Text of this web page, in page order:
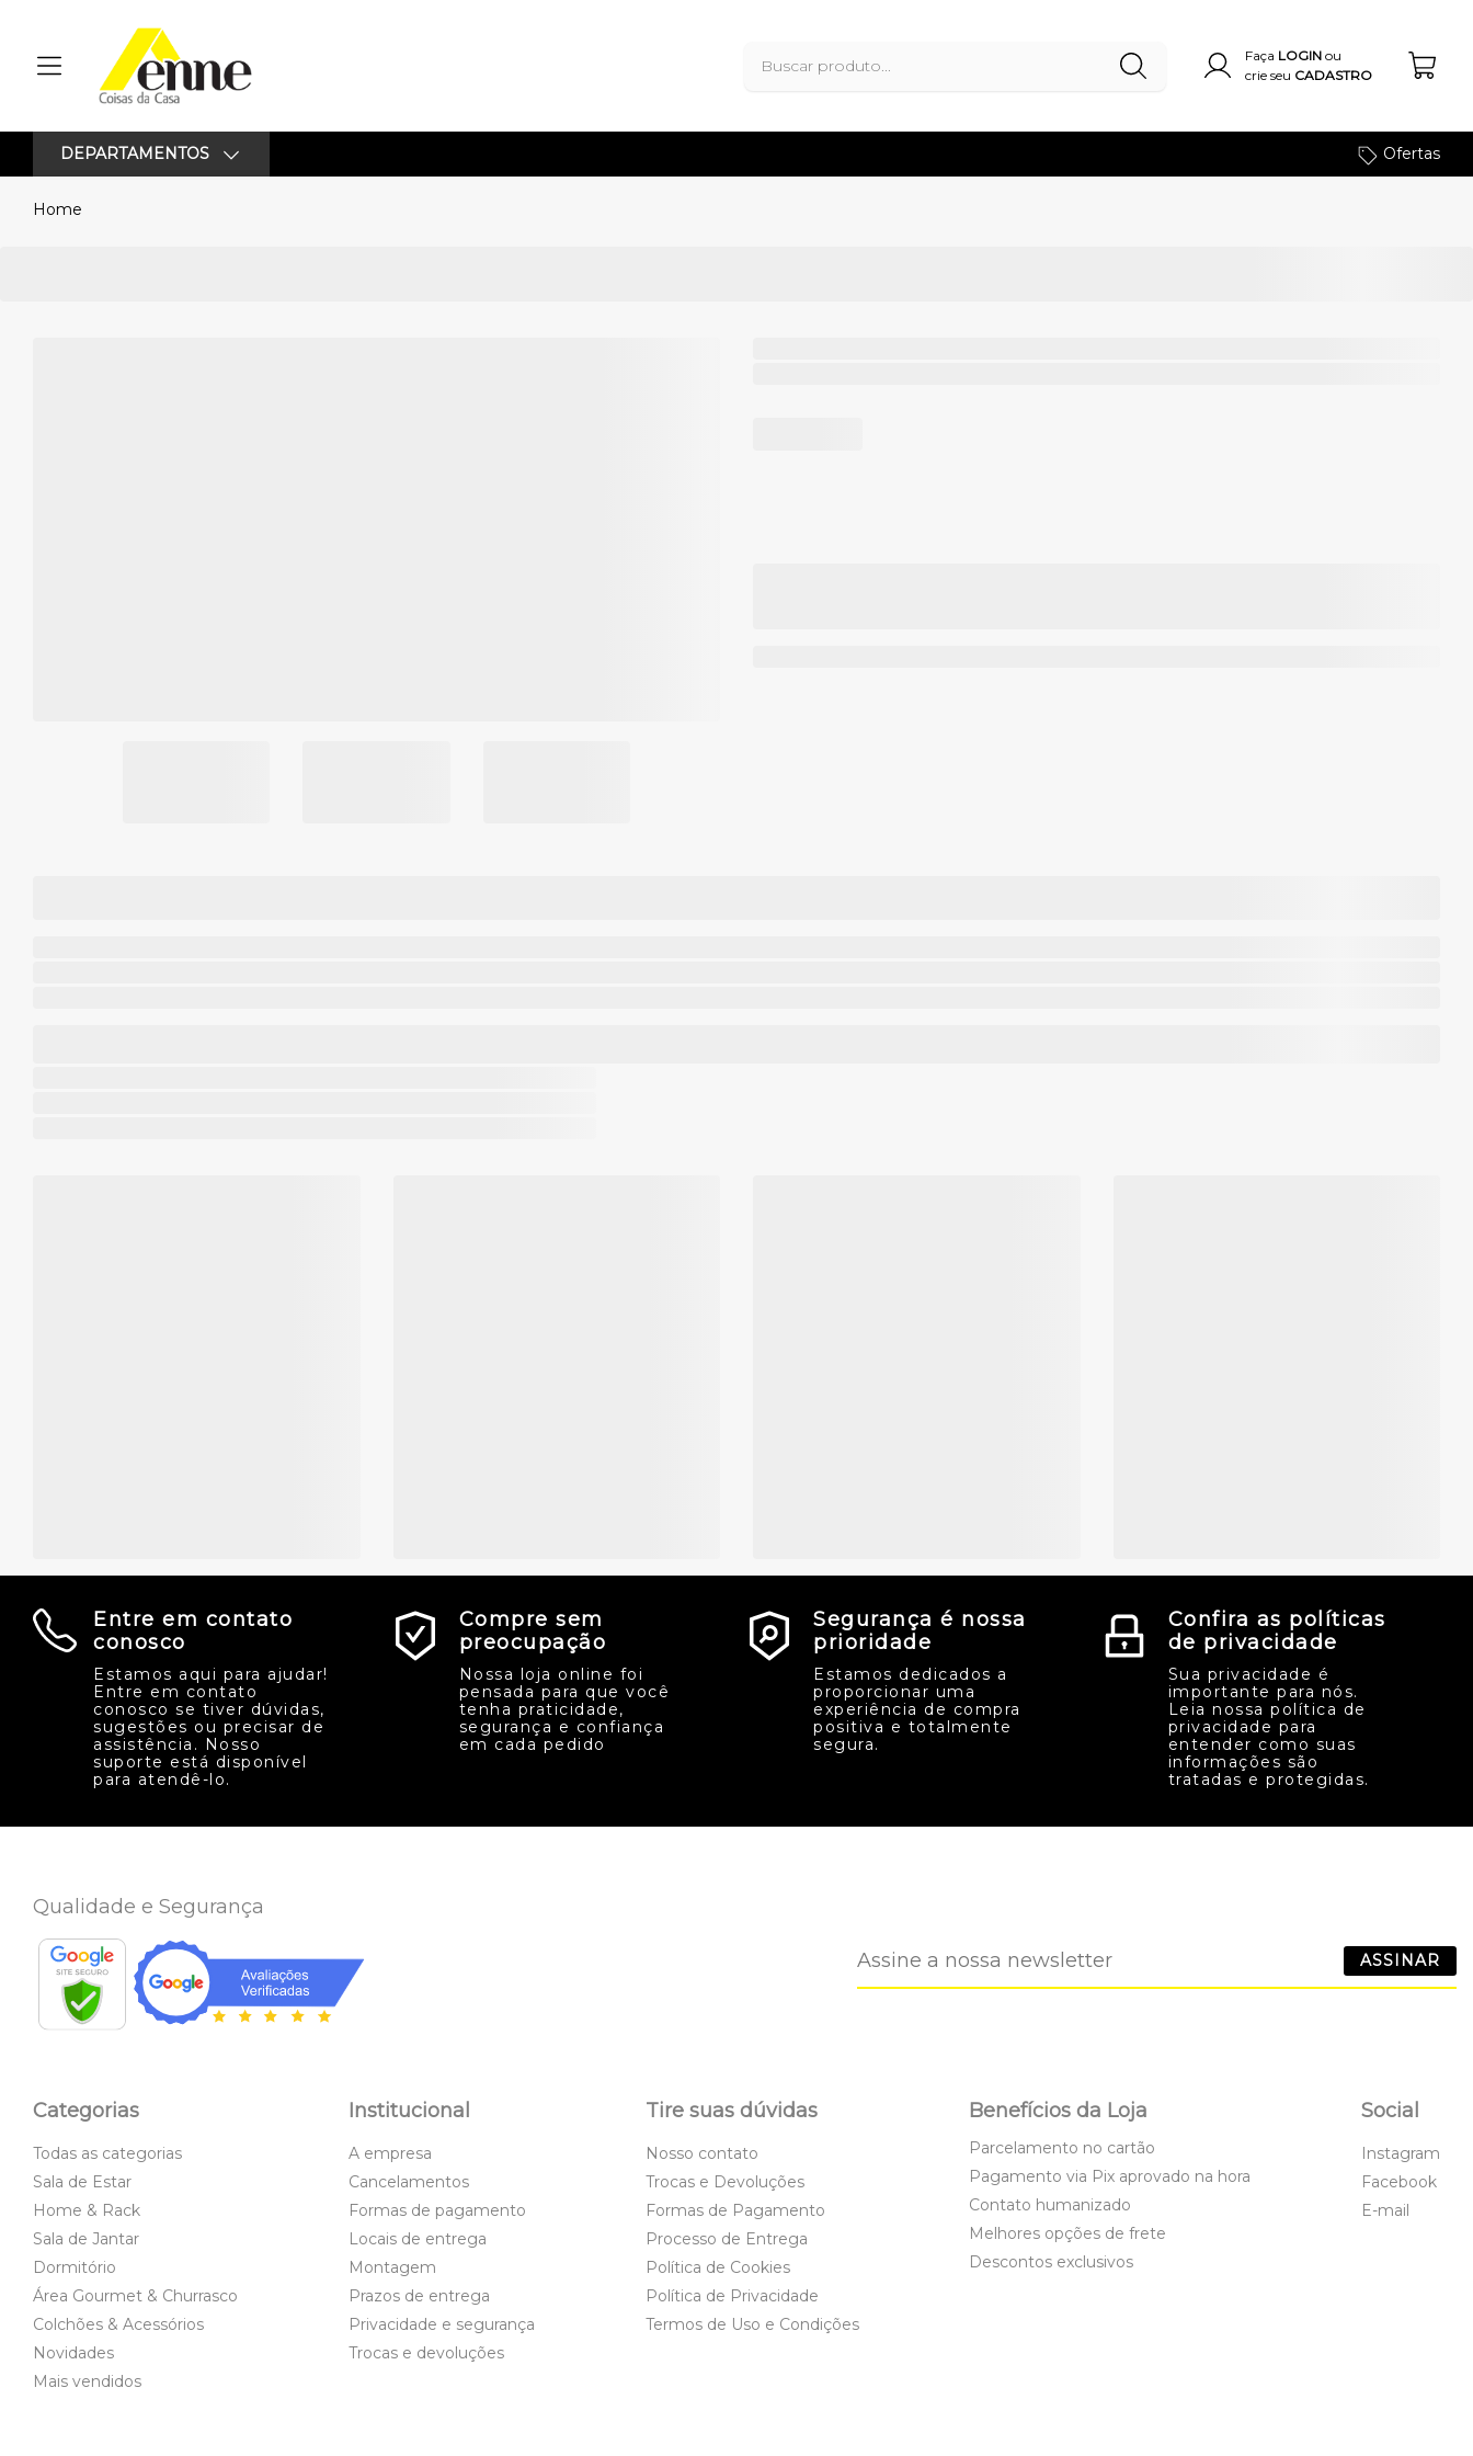
Faça LOGIN ou
crie seu CADASTRO
DEPARTAMENTOS Ofertas
Home
Entre em contato
conosco
Estamos aqui para ajudar!
Entre em contato
conosco se tiver dúvidas,
sugestões ou precisar de
assistência. Nosso
suporte está disponível
para atendê-lo.
Compre sem
preocupação
Nossa loja online foi
pensada para que você
tenha praticidade,
segurança e confiança
em cada pedido
Segurança é nossa
prioridade
Estamos dedicados a
proporcionar uma
experiência de compra
positiva e totalmente
segura.
Confira as políticas
de privacidade
Sua privacidade é
importante para nós.
Leia nossa política de
privacidade para
entender como suas
informações são
tratadas e protegidas.
Qualidade e Segurança
ASSINAR
Categorias
Todas as categorias
Sala de Estar
Home & Rack
Sala de Jantar
Dormitório
Área Gourmet & Churrasco
Colchões & Acessórios
Novidades
Mais vendidos
Institucional
A empresa
Cancelamentos
Formas de pagamento
Locais de entrega
Montagem
Prazos de entrega
Privacidade e segurança
Trocas e devoluções
Tire suas dúvidas
Nosso contato
Trocas e Devoluções
Formas de Pagamento
Processo de Entrega
Política de Cookies
Política de Privacidade
Termos de Uso e Condições
Benefícios da Loja
Parcelamento no cartão
Pagamento via Pix aprovado na hora
Contato humanizado
Melhores opções de frete
Descontos exclusivos
Social
Instagram
Facebook
E-mail